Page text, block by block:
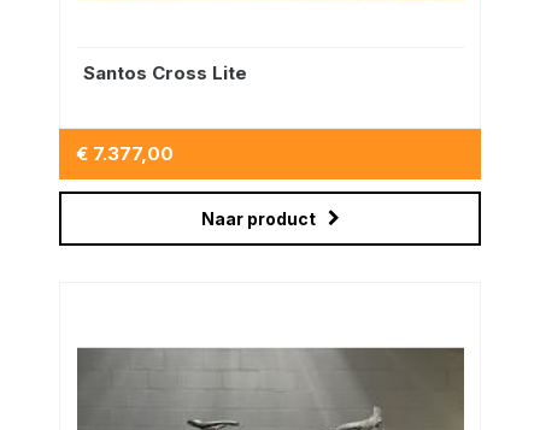
Santos Cross Lite
€ 7.377,00
Naar product